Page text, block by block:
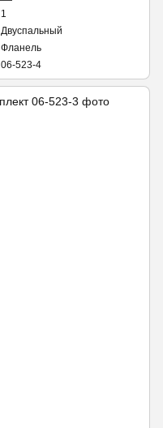
1
Двуспальный
Фланель
06-523-4